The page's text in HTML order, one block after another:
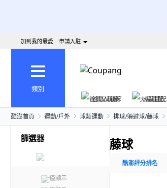
加到我的最愛 申請入駐
類別
爸氣父親節
火箭速配
酷澎首頁 運動/戶外 球類運動 排球/躲避球/藤球
篩選器
僅顯示
藤球
酷澎評分排名